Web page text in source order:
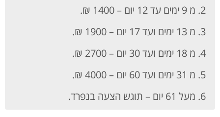
מ 9 ימים עד 12 יום – 1400 ₪.
מ 13 ימים ועד 17 יום – 1900 ₪.
מ 18 ימים ועד 30 יום – 2700 ₪.
מ 31 ימים ועד 60 יום – 4000 ₪.
מעל 61 יום – תוגש הצעה בנפרד.